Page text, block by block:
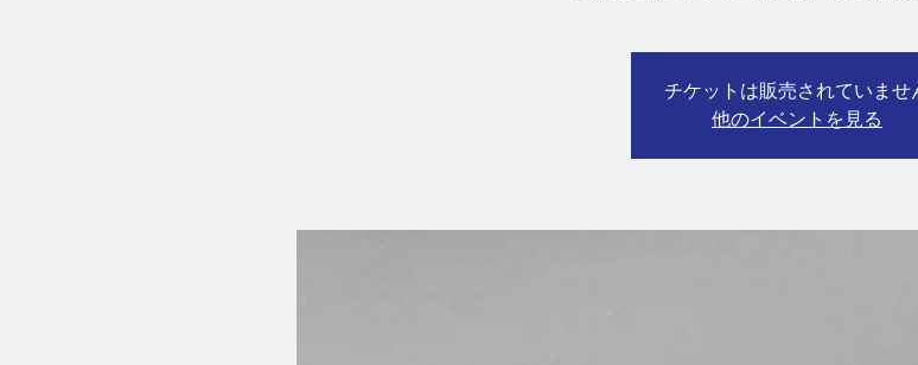
チケットは販売されていませ
他のイベントを見る